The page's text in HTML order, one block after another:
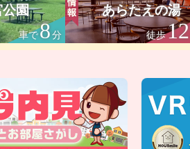
園
車で8分
あらたえの湯
徒歩12